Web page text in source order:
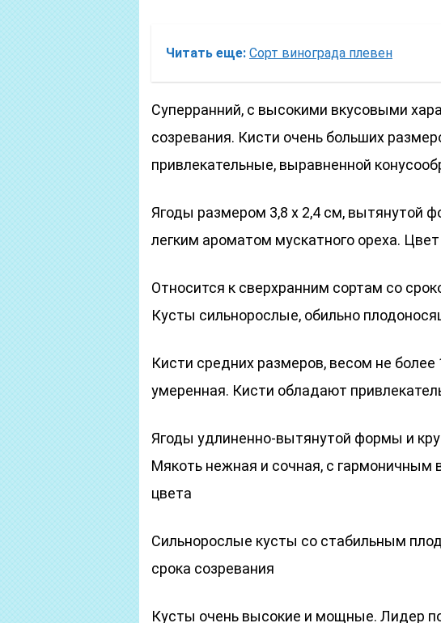
Читать еще: Сорт винограда плевен
Суперранний, с высокими вкусовыми
созревания. Кисти очень больших
привлекательные, выравненной
Ягоды размером 3,8 х 2,4 см, вытянутой
легким ароматом мускатного ореха.
Относится к сверхранним сортам со
Кусты сильнорослые, обильно
Кисти средних размеров, весом не более
умеренная. Кисти обладают
Ягоды удлиненно-вытянутой формы и
Мякоть нежная и сочная, с гармоничным
цвета
Сильнорослые кусты со стабильным
срока созревания
Кусты очень высокие и мощные. Лидер